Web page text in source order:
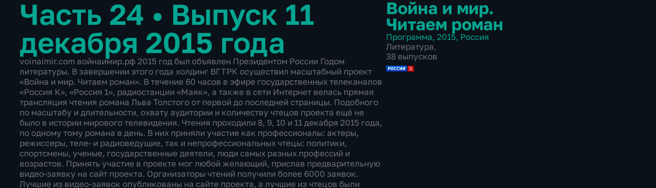
Часть 24 • Выпуск 11
декабря 2015 года
voinaimir.com войнаимир.рф 2015 год был объявлен Президентом России Годом
литературы. В завершении этого года холдинг ВГТРК осуществил масштабный проект
«Война и мир. Читаем роман». В течение 60 часов в эфире государственных телеканалов
«Россия К», «Россия 1», радиостанции «Маяк», а также в сети Интернет велась прямая
трансляция чтения романа Льва Толстого от первой до последней страницы. Подобного
по масштабу и длительности, охвату аудитории и количеству чтецов проекта ещё не
было в истории мирового телевидения. Чтения проходили 8, 9, 10 и 11 декабря 2015 года,
по одному тому романа в день. В них приняли участие как профессионалы: актеры,
режиссеры, теле- и радиоведущие, так и непрофессиональных чтецы: политики,
спортсмены, ученые, государственные деятели, люди самых разных профессий и
возрастов. Принять участие в проекте мог любой желающий, прислав предварительную
видео-заявку на сайт проекта. Организаторы чтений получили более 6000 заявок.
Лучшие из видео-заявок опубликованы на сайте проекта, а лучшие из чтецов были
Война и мир.
Читаем роман
Программа, 2015, Россия
Литература,
38 выпусков